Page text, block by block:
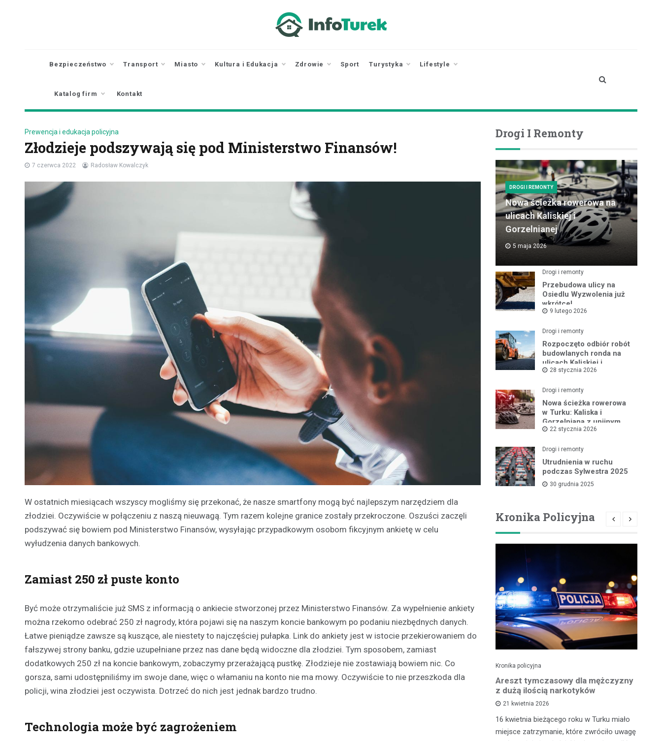
Bezpieczeństwo Transport Miasto Kultura i Edukacja Zdrowie Sport Turystyka Lifestyle
Katalog firm Kontakt
Prewencja i edukacja policyjna
Złodzieje podszywają się pod Ministerstwo Finansów!
7 czerwca 2022 Radosław Kowalczyk
W ostatnich miesiącach wszyscy mogliśmy się przekonać, że nasze smartfony mogą być najlepszym narzędziem dla
złodziei. Oczywiście w połączeniu z naszą nieuwagą. Tym razem kolejne granice zostały przekroczone. Oszuści zaczęli
podszywać się bowiem pod Ministerstwo Finansów, wysyłając przypadkowym osobom fikcyjnym ankietę w celu
wyłudzenia danych bankowych.
Zamiast 250 zł puste konto
Być może otrzymaliście już SMS z informacją o ankiecie stworzonej przez Ministerstwo Finansów. Za wypełnienie ankiety
można rzekomo odebrać 250 zł nagrody, która pojawi się na naszym koncie bankowym po podaniu niezbędnych danych.
Łatwe pieniądze zawsze są kuszące, ale niestety to najczęściej pułapka. Link do ankiety jest w istocie przekierowaniem do
fałszywej strony banku, gdzie uzupełniane przez nas dane będą widoczne dla złodziei. Tym sposobem, zamiast
dodatkowych 250 zł na koncie bankowym, zobaczymy przerażającą pustkę. Złodzieje nie zostawiają bowiem nic. Co
gorsza, sami udostępniliśmy im swoje dane, więc o włamaniu na konto nie ma mowy. Oczywiście to nie przeszkoda dla
policji, wina złodziei jest oczywista. Dotrzeć do nich jest jednak bardzo trudno.
Technologia może być zagrożeniem
Drogi I Remonty
DROGI I REMONTY
Nowa ścieżka rowerowa na
ulicach Kaliskiej i
Gorzelnianej
5 maja 2026
Drogi i remonty
Przebudowa ulicy na
Osiedlu Wyzwolenia już
wkrótce!
9 lutego 2026
Drogi i remonty
Rozpoczęto odbiór robót
budowlanych ronda na
ulicach Kaliskiej i
Młodych
28 stycznia 2026
Drogi i remonty
Nowa ścieżka rowerowa
w Turku: Kaliska i
Gorzelniana z unijnym
wsparciem
22 stycznia 2026
Drogi i remonty
Utrudnienia w ruchu
podczas Sylwestra 2025
30 grudnia 2025
Kronika Policyjna
Kronika policyjna
Gigantyczna ilość nielegalnego
Kronika policyjna
Areszt tymczasowy dla mężczyzny
z dużą ilością narkotyków
21 kwietnia 2026
16 kwietnia bieżącego roku w Turku miało
miejsce zatrzymanie, które zwróciło uwagę